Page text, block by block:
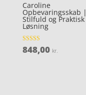
Caroline
Opbevaringsskab |
Stilfuld og Praktisk
Løsning
Vurderet
3.9
848,00 kr.